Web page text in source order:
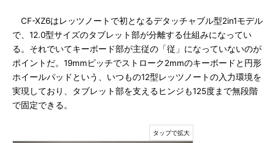
CF-XZ6はレッツノートで初となるデタッチャブル型2in1モデル
で、12.0型サイズのタブレット部が分離する仕組みになってい
る。それでいてキーボード部が主従の「従」になっていないのが
ポイントだ。19mmピッチでストローク2mmのキーボードと円形
ホイールパッドという、いつもの12型レッツノートの入力環境を
実現しており、タブレット部を支えるヒンジも125度まで無段階
で固定できる。